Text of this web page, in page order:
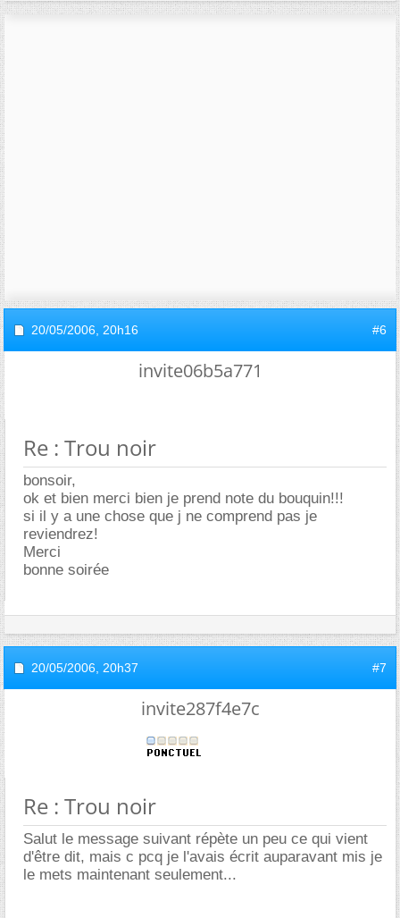
20/05/2006, 20h16 #6
invite06b5a771
Re : Trou noir
bonsoir,
ok et bien merci bien je prend note du bouquin!!!
si il y a une chose que j ne comprend pas je
reviendrez!
Merci
bonne soirée
20/05/2006, 20h37 #7
invite287f4e7c
Re : Trou noir
Salut le message suivant répète un peu ce qui vient
d'être dit, mais c pcq je l'avais écrit auparavant mis je
le mets maintenant seulement...